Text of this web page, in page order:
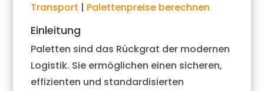
Transport | Palettenpreise berechnen
Einleitung
Paletten sind das Rückgrat der modernen
Logistik. Sie ermöglichen einen sicheren,
effizienten und standardisierten